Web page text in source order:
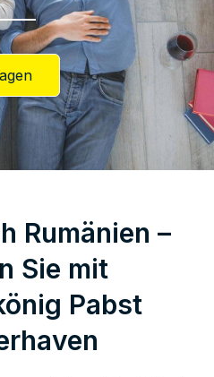
Rumänien –
Sie mit
Pabst